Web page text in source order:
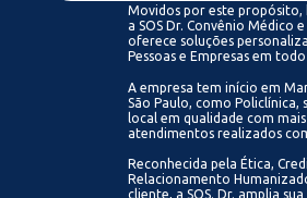
Movidos por este propósito,
a SOS Dr. Convênio Médico
oferece soluções
Pessoas e Empresas em
A empresa tem início em
São Paulo, como Policlínica,
local em qualidade com
atendimentos realizados
Reconhecida pela Ética,
Relacionamento
cliente, a SOS. Dr. amplia